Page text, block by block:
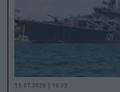
15.07.2026 | 16:03